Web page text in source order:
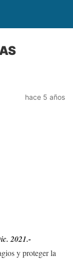
hace 5 años
2021.-
y proteger la